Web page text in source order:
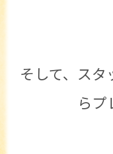
そして、ス
ら